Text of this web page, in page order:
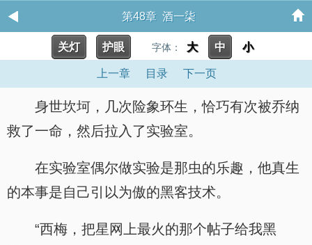
第48章 酒一柒
关灯 护眼 字体： 大 中 小
上一章 目录 下一页
身世坎坷，几次险象环生，恰巧有次被乔纳
救了一命，然后拉入了实验室。
在实验室偶尔做实验是那虫的乐趣，他真生
的本事是自己引以为傲的黑客技术。
“西梅，把星网上最火的那个帖子给我黑